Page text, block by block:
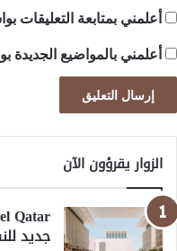
أعلمني بمتابعة التعليقات
أعلمني بالمواضيع الجديدة
الزوار يقرؤون الآن
جديد